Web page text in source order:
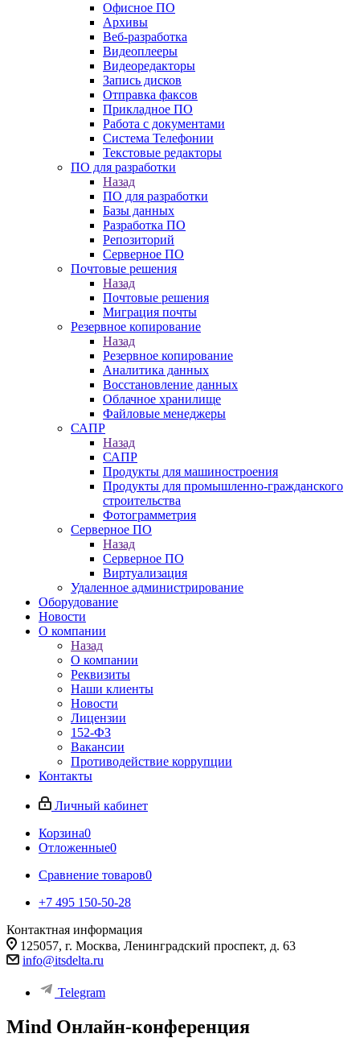
Офисное ПО
Архивы
Веб-разработка
Видеоплееры
Видеоредакторы
Запись дисков
Отправка факсов
Прикладное ПО
Работа с документами
Система Телефонии
Текстовые редакторы
ПО для разработки
Назад
ПО для разработки
Базы данных
Разработка ПО
Репозиторий
Серверное ПО
Почтовые решения
Назад
Почтовые решения
Миграция почты
Резервное копирование
Назад
Резервное копирование
Аналитика данных
Восстановление данных
Облачное хранилище
Файловые менеджеры
САПР
Назад
САПР
Продукты для машиностроения
Продукты для промышленно-гражданского
строительства
Фотограмметрия
Серверное ПО
Назад
Серверное ПО
Виртуализация
Удаленное администрирование
Оборудование
Новости
О компании
Назад
О компании
Реквизиты
Наши клиенты
Новости
Лицензии
152-ФЗ
Вакансии
Противодействие коррупции
Контакты
Личный кабинет
Корзина0
Отложенные0
Сравнение товаров0
+7 495 150-50-28
Контактная информация
125057, г. Москва, Ленинградский проспект, д. 63
info@itsdelta.ru
Telegram
Mind Онлайн-конференция